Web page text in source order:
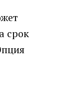
срок